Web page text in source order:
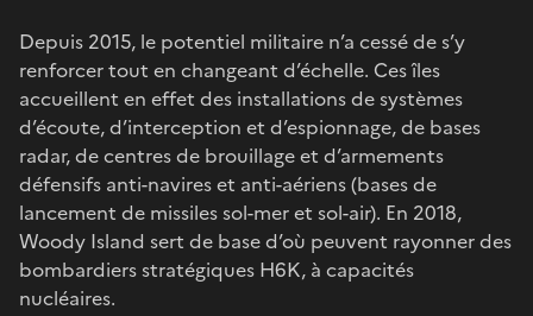
Depuis 2015, le potentiel militaire n’a cessé de s’y
renforcer tout en changeant d’échelle. Ces îles
accueillent en effet des installations de systèmes
d’écoute, d’interception et d’espionnage, de bases
radar, de centres de brouillage et d’armements
défensifs anti-navires et anti-aériens (bases de
lancement de missiles sol-mer et sol-air). En 2018,
Woody Island sert de base d’où peuvent rayonner des
bombardiers stratégiques H6K, à capacités
nucléaires.